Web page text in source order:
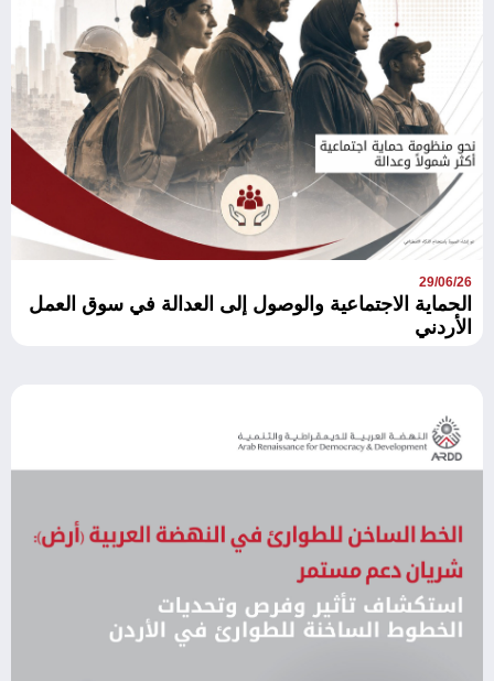
29/06/26
الحماية الاجتماعية والوصول إلى العدالة في سوق العمل
الأردني